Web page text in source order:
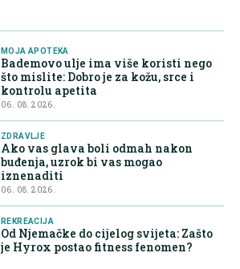
MOJA APOTEKA
Bademovo ulje ima više koristi nego
što mislite: Dobro je za kožu, srce i
kontrolu apetita
06. 08. 2026.
ZDRAVLJE
Ako vas glava boli odmah nakon
buđenja, uzrok bi vas mogao
iznenaditi
06. 08. 2026.
REKREACIJA
Od Njemačke do cijelog svijeta: Zašto
je Hyrox postao fitness fenomen?